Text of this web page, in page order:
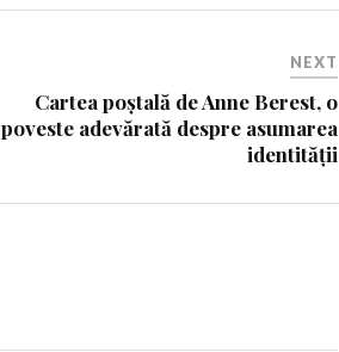
NEXT
Cartea poștală de Anne Berest, o
poveste adevărată despre asumarea
identității